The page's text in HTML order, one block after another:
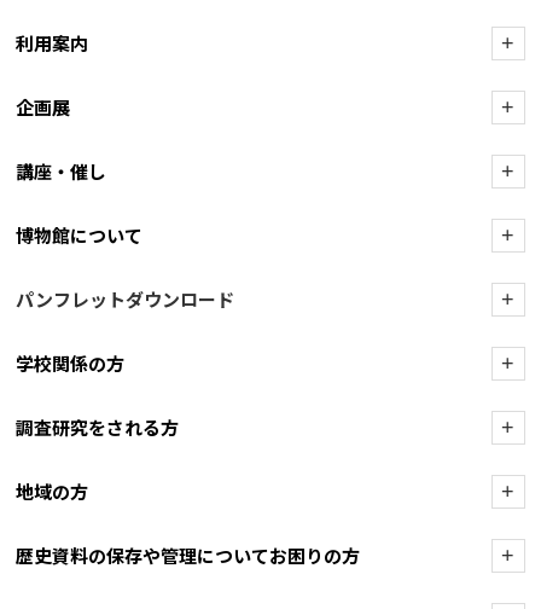
利用案内 +
企画展 +
講座・催し +
博物館について +
パンフレットダウンロード +
学校関係の方 +
調査研究をされる方 +
地域の方 +
歴史資料の保存や管理についてお困りの方 +